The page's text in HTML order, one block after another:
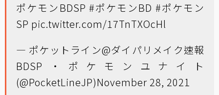
ポケモンBDSP #ポケモンBD #ポケモン
SP pic.twitter.com/17TnTXOcHl
— ポケットライン@ダイパリメイク速報
BDSP・ポケモンユナイト
(@PocketLineJP)November 28, 2021